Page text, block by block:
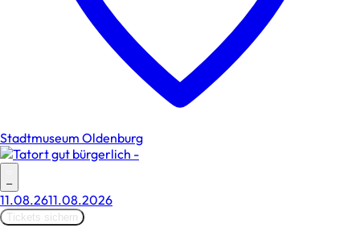
Stadtmuseum Oldenburg
–
11.08.2611.08.2026
Tickets sichern